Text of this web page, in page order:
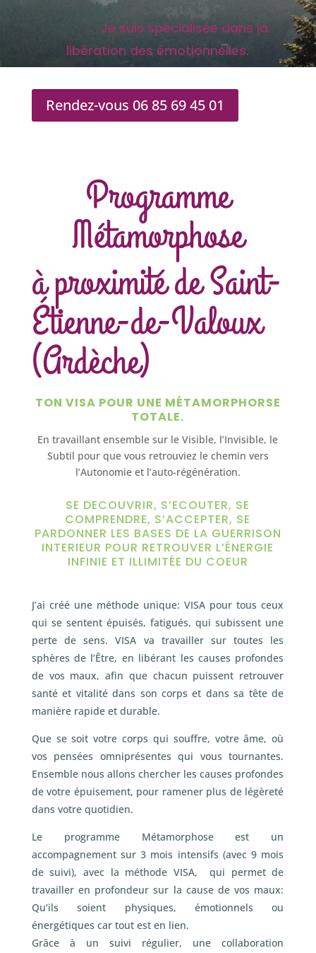
Je suis spécialisée dans la
libération des émotionnelles.
Rendez-vous 06 85 69 45 01
Programme
Métamorphose
à proximité de Saint-
Étienne-de-Valoux
(Ardèche)
TON VISA POUR UNE MÉTAMORPHORSE
TOTALE.
En travaillant ensemble sur le Visible, l’Invisible, le
Subtil pour que vous retrouviez le chemin vers
l’Autonomie et l’auto-régénération.
SE DECOUVRIR, S’ECOUTER, SE
COMPRENDRE, S’ACCEPTER, SE
PARDONNER LES BASES DE LA GUERRISON
INTERIEUR POUR RETROUVER L’ÉNERGIE
INFINIE ET ILLIMITÉE DU COEUR
J’ai créé une méthode unique: VISA pour tous ceux
qui se sentent épuisés, fatigués, qui subissent une
perte de sens. VISA va travailler sur toutes les
sphères de l’Être, en libérant les causes profondes
de vos maux, afin que chacun puissent retrouver
santé et vitalité dans son corps et dans sa tête de
manière rapide et durable.
Que se soit votre corps qui souffre, votre âme, où
vos pensées omniprésentes qui vous tournantes.
Ensemble nous allons chercher les causes profondes
de votre épuisement, pour ramener plus de légèreté
dans votre quotidien.
Le programme Métamorphose est un
accompagnement sur 3 mois intensifs (avec 9 mois
de suivi), avec la méthode VISA, qui permet de
travailler en profondeur sur la cause de vos maux:
Qu’ils soient physiques, émotionnels ou
énergétiques car tout est en lien.
Grâce à un suivi régulier, une collaboration